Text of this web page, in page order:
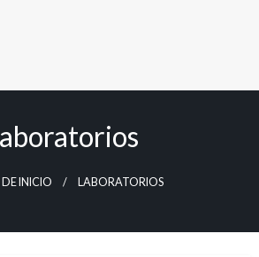
INICIO LABORATORIOS